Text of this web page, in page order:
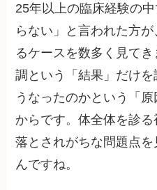
25年以上の臨床経験の
らない」と言われた方
るケースを数多く見て
調という「結果」だけ
うなったのかという「
からです。体全体を診
落とされがちな問題点
んですね。